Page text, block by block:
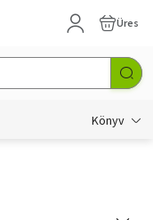
Üres
Könyv